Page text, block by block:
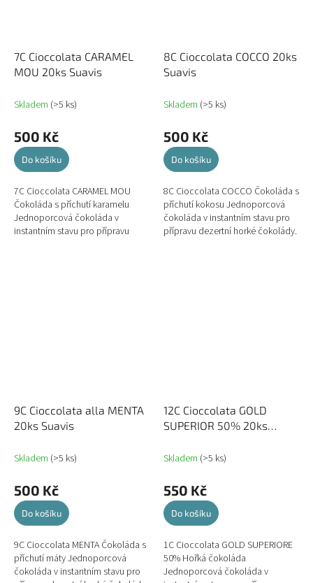
7C Cioccolata CARAMEL
MOU 20ks Suavis
Skladem (>5 ks)
500 Kč
Do košíku
7C Cioccolata CARAMEL MOU
Čokoláda s příchutí karamelu
Jednoporcová čokoláda v
instantním stavu pro přípravu
8C Cioccolata COCCO 20ks
Suavis
Skladem (>5 ks)
500 Kč
Do košíku
8C Cioccolata COCCO Čokoláda s
příchutí kokosu Jednoporcová
čokoláda v instantním stavu pro
přípravu dezertní horké čokolády.
9C Cioccolata alla MENTA
20ks Suavis
Skladem (>5 ks)
500 Kč
Do košíku
9C Cioccolata MENTA Čokoláda s
příchutí máty Jednoporcová
čokoláda v instantním stavu pro
12C Cioccolata GOLD
SUPERIOR 50% 20ks
Skladem (>5 ks)
550 Kč
Do košíku
1C Cioccolata GOLD SUPERIORE
50% Hořká čokoláda
Jednoporcová čokoláda v